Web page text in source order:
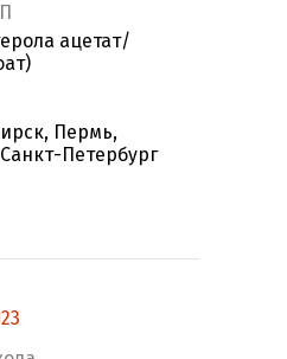
ацетат/
Пермь,
Петербург